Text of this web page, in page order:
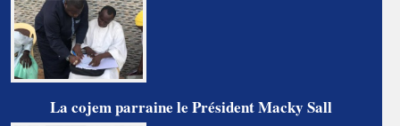
La cojem parraine le Président Macky Sall